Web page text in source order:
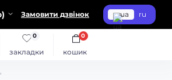
Замовити дзвінок ua ru
закладки
0
кошик
0